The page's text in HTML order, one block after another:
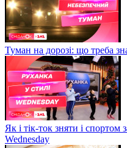
Туман на дорозі: що треба
Як і тік-ток зняти і спортом
Wednesday